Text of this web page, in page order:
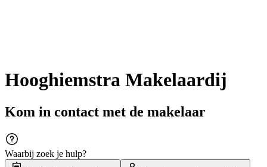
Hooghiemstra Makelaardij
Kom in contact met de makelaar
Waarbij zoek je hulp?